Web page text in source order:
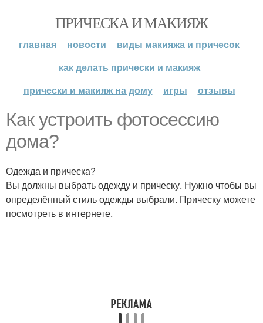
ПРИЧЕСКА И МАКИЯЖ
главная новости
виды макияжа и причесок
как делать прически и макияж
прически и макияж на дому
игры отзывы
Как устроить фотосессию
дома?
Одежда и прическа?
Вы должны выбрать одежду и прическу. Нужно чтобы вы
определённый стиль одежды выбрали. Прическу можете
посмотреть в интернете.